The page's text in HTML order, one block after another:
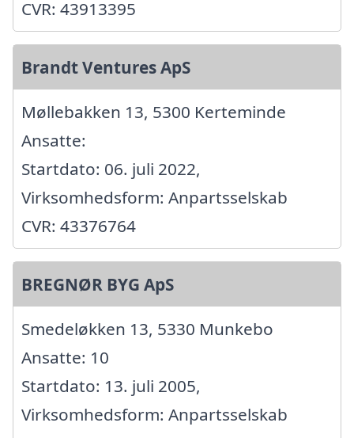
CVR: 43913395
Brandt Ventures ApS
Møllebakken 13, 5300 Kerteminde
Ansatte:
Startdato: 06. juli 2022,
Virksomhedsform: Anpartsselskab
CVR: 43376764
BREGNØR BYG ApS
Smedeløkken 13, 5330 Munkebo
Ansatte: 10
Startdato: 13. juli 2005,
Virksomhedsform: Anpartsselskab